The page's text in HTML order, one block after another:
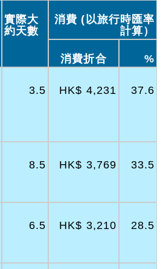
實際大
約天數
消費 (以旅行時匯率
計算）
消費折合 %
3.5 HK$ 4,231 37.6
8.5 HK$ 3,769 33.5
6.5 HK$ 3,210 28.5